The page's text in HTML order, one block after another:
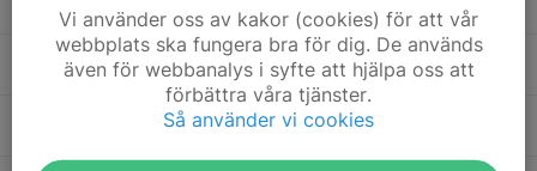
Vincent Tomar 13
William Montell 6
Vi använder oss av kakor (cookies) för att vår
webbplats ska fungera bra för dig. De används
även för webbanalys i syfte att hjälpa oss att
förbättra våra tjänster.
Så använder vi cookies